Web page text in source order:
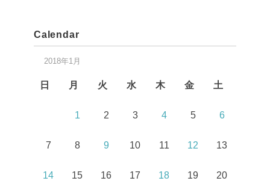
Calendar
2018年1月
日 月 火 水 木 金 土
1 2 3 4 5 6
7 8 9 10 11 12 13
14 15 16 17 18 19 20